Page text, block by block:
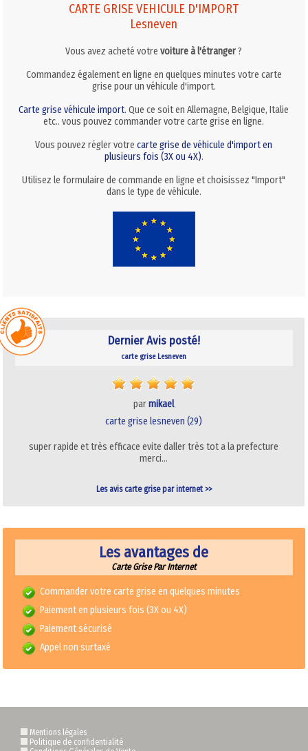
CARTE GRISE VEHICULE D'IMPORT
Lesneven
Vous avez acheté votrevoiture à l'étranger?
Commandez également en ligne en quelques minutes votre carte
grise pour un véhicule d'import.
Carte grise véhicule import. Que ce soit en Allemagne, Belgique, Italie
etc.. vous pouvez commander votre carte grise en ligne.
Vous pouvez régler votrecarte grise de véhicule d'import en
plusieurs fois (3X ou 4X).
Utilisez le formulaire de commande en ligne et choisissez "Import"
dans le type de véhicule.
Dernier Avis posté!
carte grise Lesneven
parmikael
carte grise lesneven (29)
super rapide et très efficace evite daller très tot a la prefecture
merci…
Les avis carte grise par internet >>
Les avantages de
Carte Grise Par Internet
Commander votre carte grise en quelques minutes
Paiement en plusieurs fois (3X ou 4X)
Paiement sécurisé
Appel non surtaxé
Mentions légales
Politique de confidentialité